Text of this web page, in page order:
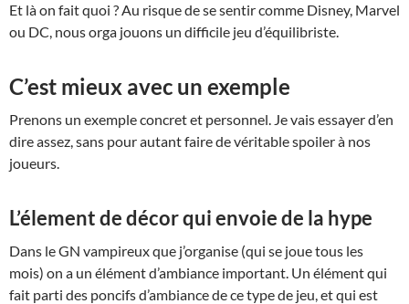
Et là on fait quoi ? Au risque de se sentir comme Disney, Marvel
ou DC, nous orga jouons un difficile jeu d’équilibriste.
C’est mieux avec un exemple
Prenons un exemple concret et personnel. Je vais essayer d’en
dire assez, sans pour autant faire de véritable spoiler à nos
joueurs.
L’élement de décor qui envoie de la hype
Dans le GN vampireux que j’organise (qui se joue tous les
mois) on a un élément d’ambiance important. Un élément qui
fait parti des poncifs d’ambiance de ce type de jeu, et qui est